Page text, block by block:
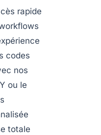
rapide
codes
nos
ou le
totale